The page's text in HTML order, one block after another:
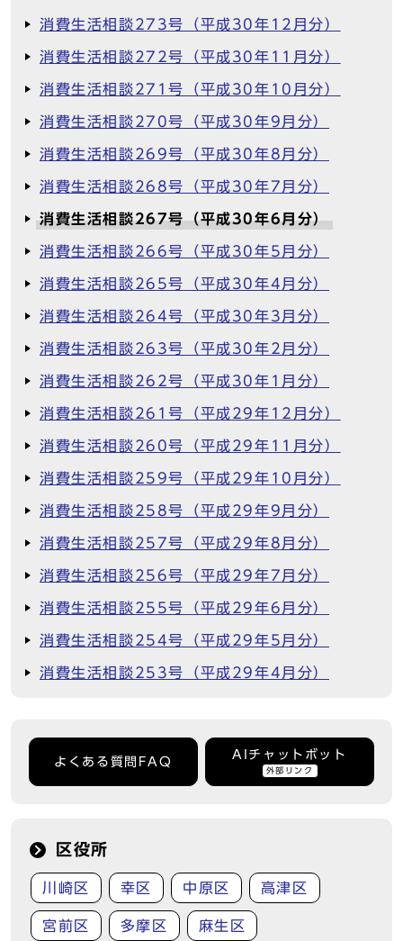
消費生活相談273号（平成30年12月分）
消費生活相談272号（平成30年11月分）
消費生活相談271号（平成30年10月分）
消費生活相談270号（平成30年9月分）
消費生活相談269号（平成30年8月分）
消費生活相談268号（平成30年7月分）
消費生活相談267号（平成30年6月分）
消費生活相談266号（平成30年5月分）
消費生活相談265号（平成30年4月分）
消費生活相談264号（平成30年3月分）
消費生活相談263号（平成30年2月分）
消費生活相談262号（平成30年1月分）
消費生活相談261号（平成29年12月分）
消費生活相談260号（平成29年11月分）
消費生活相談259号（平成29年10月分）
消費生活相談258号（平成29年9月分）
消費生活相談257号（平成29年8月分）
消費生活相談256号（平成29年7月分）
消費生活相談255号（平成29年6月分）
消費生活相談254号（平成29年5月分）
消費生活相談253号（平成29年4月分）
よくある質問FAQ
AIチャットボット
外部リンク
区役所
川崎区 幸区 中原区 高津区
宮前区 多摩区 麻生区